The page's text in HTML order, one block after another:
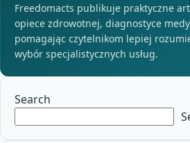
Freedomacts publikuje praktyczne
opiece zdrowotnej, diagnostyce
pomagając czytelnikom lepiej
wybór specjalistycznych usług.
Search